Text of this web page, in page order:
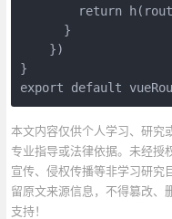
return
      }
    })
}
export default
本文内容仅供个人学习、研究
专业指导或法律依据。未经授
宣传、侵权传播等非学习研究
留原文来源信息，不得篡改、
支持！